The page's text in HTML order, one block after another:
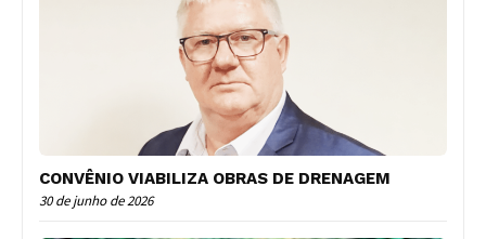
CONVÊNIO VIABILIZA OBRAS DE DRENAGEM
30 de junho de 2026